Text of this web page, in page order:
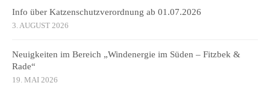
Info über Katzenschutzverordnung ab 01.07.2026
3. AUGUST 2026
Neuigkeiten im Bereich „Windenergie im Süden – Fitzbek &
Rade“
19. MAI 2026